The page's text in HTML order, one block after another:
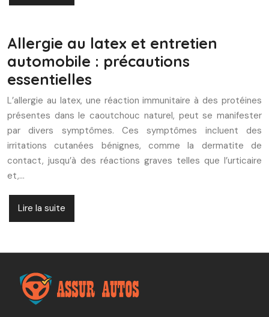
Allergie au latex et entretien
automobile : précautions
essentielles
L’allergie au latex, une réaction immunitaire à des protéines
présentes dans le caoutchouc naturel, peut se manifester
par divers symptômes. Ces symptômes incluent des
irritations cutanées bénignes, comme la dermatite de
contact, jusqu’à des réactions graves telles que l’urticaire
et,…
Lire la suite